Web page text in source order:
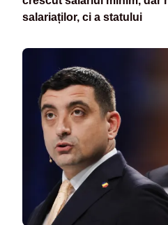
salariaților, ci a statului